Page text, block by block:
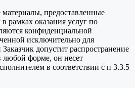
предоставленные
рамках оказания услуг по
конфиденциальной
исключительно для
допустит распространение
форме, он несет
в соответствии с п 3.3.5